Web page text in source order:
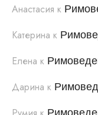
Анастасия к
Катерина к
Елена к
Дарина к